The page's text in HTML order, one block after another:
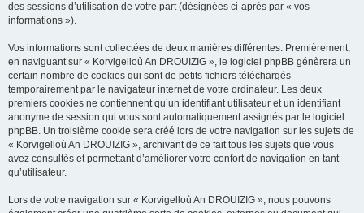
des sessions d’utilisation de votre part (désignées ci-après par « vos
informations »).
Vos informations sont collectées de deux manières différentes. Premièrement,
en naviguant sur « Korvigelloù An DROUIZIG », le logiciel phpBB génèrera un
certain nombre de cookies qui sont de petits fichiers téléchargés
temporairement par le navigateur internet de votre ordinateur. Les deux
premiers cookies ne contiennent qu’un identifiant utilisateur et un identifiant
anonyme de session qui vous sont automatiquement assignés par le logiciel
phpBB. Un troisième cookie sera créé lors de votre navigation sur les sujets de
« Korvigelloù An DROUIZIG », archivant de ce fait tous les sujets que vous
avez consultés et permettant d’améliorer votre confort de navigation en tant
qu’utilisateur.
Lors de votre navigation sur « Korvigelloù An DROUIZIG », nous pouvons